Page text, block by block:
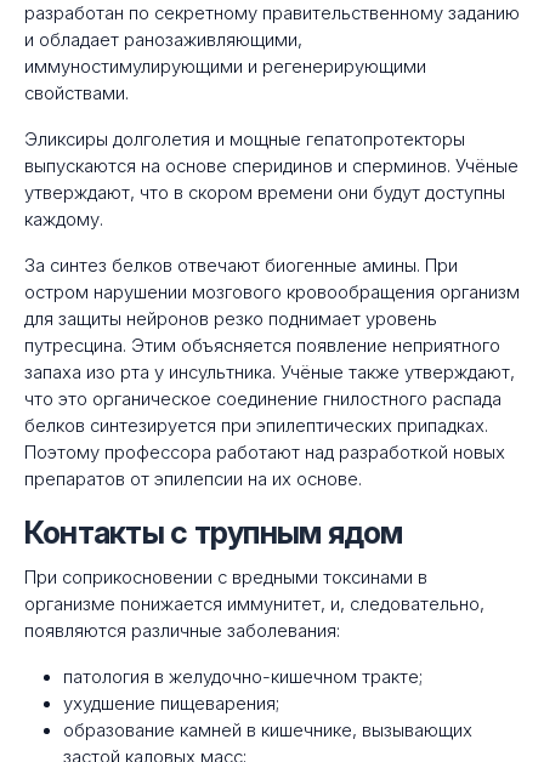
разработан по секретному правительственному заданию
и обладает ранозаживляющими,
иммуностимулирующими и регенерирующими
свойствами.
Эликсиры долголетия и мощные гепатопротекторы
выпускаются на основе сперидинов и сперминов. Учёные
утверждают, что в скором времени они будут доступны
каждому.
За синтез белков отвечают биогенные амины. При
остром нарушении мозгового кровообращения организм
для защиты нейронов резко поднимает уровень
путресцина. Этим объясняется появление неприятного
запаха изо рта у инсультника. Учёные также утверждают,
что это органическое соединение гнилостного распада
белков синтезируется при эпилептических припадках.
Поэтому профессора работают над разработкой новых
препаратов от эпилепсии на их основе.
Контакты с трупным ядом
При соприкосновении с вредными токсинами в
организме понижается иммунитет, и, следовательно,
появляются различные заболевания:
патология в желудочно-кишечном тракте;
ухудшение пищеварения;
образование камней в кишечнике, вызывающих
застой каловых масс;